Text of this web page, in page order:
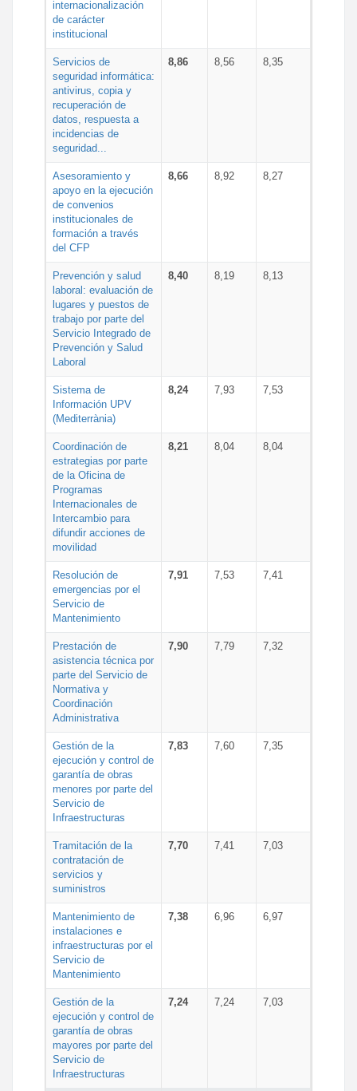
internacionalización
de carácter
institucional
Servicios de
seguridad informática:
antivirus, copia y
recuperación de
datos, respuesta a
incidencias de
seguridad...
8,86 8,56 8,35
Asesoramiento y
apoyo en la ejecución
de convenios
institucionales de
formación a través
del CFP
8,66 8,92 8,27
Prevención y salud
laboral: evaluación de
lugares y puestos de
trabajo por parte del
Servicio Integrado de
Prevención y Salud
Laboral
8,40 8,19 8,13
Sistema de
Información UPV
(Mediterrània)
8,24 7,93 7,53
Coordinación de
estrategias por parte
de la Oficina de
Programas
Internacionales de
Intercambio para
difundir acciones de
movilidad
8,21 8,04 8,04
Resolución de
emergencias por el
Servicio de
Mantenimiento
7,91 7,53 7,41
Prestación de
asistencia técnica por
parte del Servicio de
Normativa y
Coordinación
Administrativa
7,90 7,79 7,32
Gestión de la
ejecución y control de
garantía de obras
menores por parte del
Servicio de
Infraestructuras
7,83 7,60 7,35
Tramitación de la
contratación de
servicios y
suministros
7,70 7,41 7,03
Mantenimiento de
instalaciones e
infraestructuras por el
Servicio de
Mantenimiento
7,38 6,96 6,97
Gestión de la
ejecución y control de
garantía de obras
mayores por parte del
Servicio de
Infraestructuras
7,24 7,24 7,03